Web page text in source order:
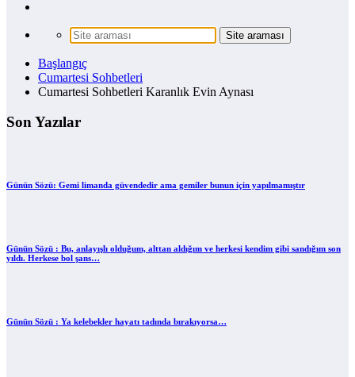
Başlangıç
Cumartesi Sohbetleri
Cumartesi Sohbetleri Karanlık Evin Aynası
Son Yazılar
Günün Sözü: Gemi limanda güvendedir ama gemiler bunun için yapılmamıştır
Günün Sözü : Bu, anlayışlı olduğum, alttan aldığım ve herkesi kendim gibi sandığım son
yıldı. Herkese bol şans…
Günün Sözü : Ya kelebekler hayatı tadında bırakıyorsa…